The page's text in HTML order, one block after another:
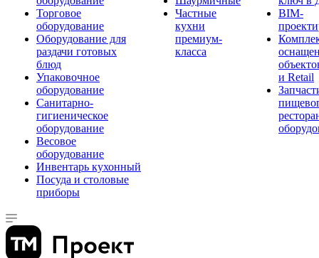
Торговое
оборудование
Оборудование для
раздачи готовых
блюд
Упаковочное
оборудование
Санитарно-
гигиеническое
оборудование
Весовое
оборудование
Инвентарь кухонный
Посуда и столовые
приборы
Частные
кухни
премиум-
класса
BIM-
и Retail